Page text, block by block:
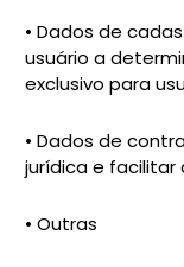
• Dados de
usuário a
exclusivo para
• Dados de
jurídica e facilitar
• Outras